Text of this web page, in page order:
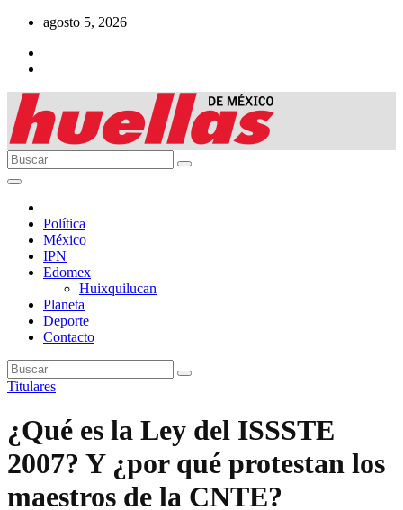
contenido
agosto 5, 2026
Política
México
IPN
Edomex
Huixquilucan
Planeta
Deporte
Contacto
Titulares
¿Qué es la Ley del ISSSTE
2007? Y ¿por qué protestan los
maestros de la CNTE?